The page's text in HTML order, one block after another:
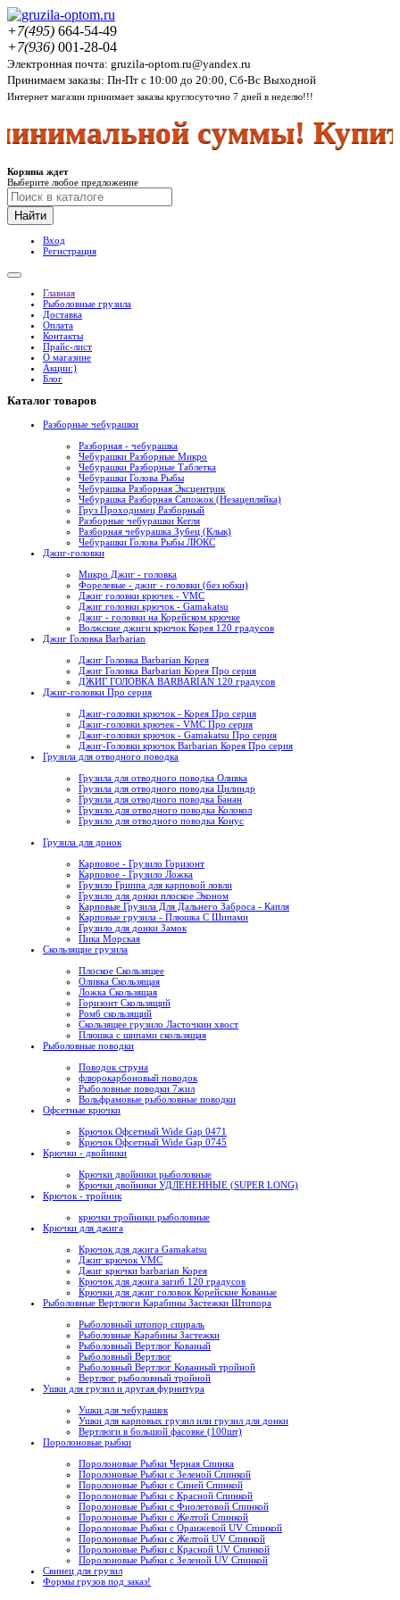
+7(495) 664-54-49
+7(936) 001-28-04
Электронная почта: gruzila-optom.ru@yandex.ru
Принимаем заказы: Пн-Пт с 10:00 до 20:00, Сб-Вс Выходной
Интернет магазин принимает заказы круглосуточно 7 дней в неделю!!!
суммы!
Корзина ждет
Выберите любое предложение
Найти
Вход
Регистрация
Главная
Рыболовные грузила
Доставка
Оплата
Контакты
Прайс-лист
О магазине
Акции:)
Блог
Каталог товаров
Разборные чебурашки
Разборная - чебурашка
Чебурашки Разборные Микро
Чебурашки Разборные Таблетка
Чебурашки Голова Рыбы
Чебурашка Разборная Эксцентрик
Чебурашка Разборная Сапожок (Незацепляйка)
Груз Проходимец Разборный
Разборные чебурашки Кегля
Разборная чебурашка Зубец (Клык)
Чебурашки Голова Рыбы ЛЮКС
Джиг-головки
Микро Джиг - головка
Форелевые - джиг - головки (без юбки)
Джиг головки крючек - VMC
Джиг головки крючок - Gamakatsu
Джиг - головки на Корейском крючке
Волжские джиги крючок Корея 120 градусов
Джиг Головка Barbarian
Джиг Головка Barbarian Корея
Джиг Головка Barbarian Корея Про серия
ДЖИГ ГОЛОВКА BARBARIAN 120 градусов
Джиг-головки Про серия
Джиг-головки крючок - Корея Про серия
Джиг-головки крючек - VMC Про серия
Джиг-головки крючок - Gamakatsu Про серия
Джиг-Головки крючок Barbarian Корея Про серия
Грузила для отводного поводка
Грузила для отводного поводка Оливка
Грузила для отводного поводка Цилиндр
Грузила для отводного поводка Банан
Грузило для отводного поводка Колокол
Грузило для отводного поводка Конус
Грузила для донок
Карповое - Грузило Горизонт
Карповое - Грузило Ложка
Грузило Гриппа для карповой ловли
Грузило для донки плоское Эконом
Карповые Грузила Для Дальнего Заброса - Капля
Карповые грузила - Плюшка С Шипами
Грузило для донки Замок
Пика Морская
Скользящие грузила
Плоское Скользящее
Оливка Скользящая
Ложка Скользящая
Горизонт Скользящий
Ромб скользящий
Скользящее грузило Ласточкин хвост
Плюшка с шипами скользящая
Рыболовные поводки
Поводок струна
флюрокарбоновый поводок
Рыболовные поводки 7жил
Вольфрамовые рыболовные поводки
Офсетные крючки
Крючок Офсетный Wide Gap 0471
Крючок Офсетный Wide Gap 0745
Крючки - двойники
Крючки двойники рыболовные
Крючки двойники УДЛЕНЕННЫЕ (SUPER LONG)
Крючок - тройник
крючки тройники рыболовные
Крючки для джига
Крючок для джига Gamakatsu
Джиг крючок VMC
Джиг крючки barbarian Корея
Крючок для джига загиб 120 градусов
Крючки для джиг головок Корейские Кованые
Рыболовные Вертлюги Карабины Застежки Штопора
Рыболовный штопор спираль
Рыболовные Карабины Застежки
Рыболовный Вертлюг Кованый
Рыболовный Вертлюг
Рыболовный Вертлюг Кованный тройной
Вертлюг рыболовный тройной
Ушки для грузил и другая фурнитура
Ушки для чебурашек
Ушки для карповых грузил или грузил для донки
Вертлюги в большой фасовке (100шт)
Поролоновые рыбки
Поролоновые Рыбки Черная Спинка
Поролоновые Рыбки с Зеленой Спинкой
Поролоновые Рыбки с Синей Спинкой
Поролоновые Рыбки с Красной Спинкой
Поролоновые Рыбки с Фиолетовой Спинкой
Поролоновые Рыбки с Желтой Спинкой
Поролоновые Рыбки с Оранжевой UV Спинкой
Поролоновые Рыбки с Желтой UV Спинкой
Поролоновые Рыбки с Красной UV Спинкой
Поролоновые Рыбки с Зеленой UV Спинкой
Свинец для грузил
Формы грузов под заказ!